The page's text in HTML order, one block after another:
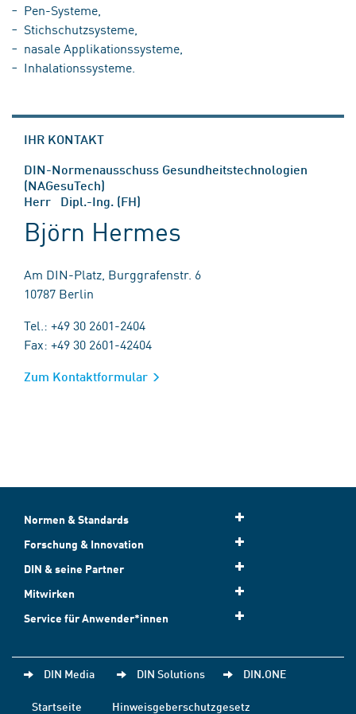
Pen-Systeme,
Stichschutzsysteme,
nasale Applikationssysteme,
Inhalationssysteme.
IHR KONTAKT
DIN-Normenausschuss Gesundheitstechnologien
(NAGesuTech)
Herr Dipl.-Ing. (FH)
Björn Hermes
Am DIN-Platz, Burggrafenstr. 6
10787 Berlin
Tel.: +49 30 2601-2404
Fax: +49 30 2601-42404
Zum Kontaktformular
Normen & Standards
Forschung & Innovation
DIN & seine Partner
Mitwirken
Service für Anwender*innen
DIN Media DIN Solutions DIN.ONE
Startseite
Hinweisgeberschutzgesetz